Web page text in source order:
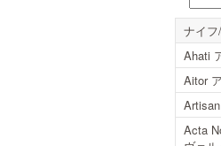
ナイ
Ahati
Aitor
Acta